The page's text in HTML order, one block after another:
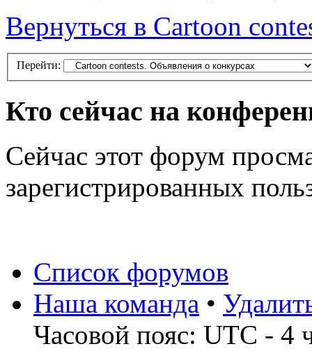
Вернуться в Cartoon
Перейти:
Кто сейчас на
Сейчас этот форум
зарегистрированных
Список форумов
Наша команда •
Часовой пояс: UTC - 4